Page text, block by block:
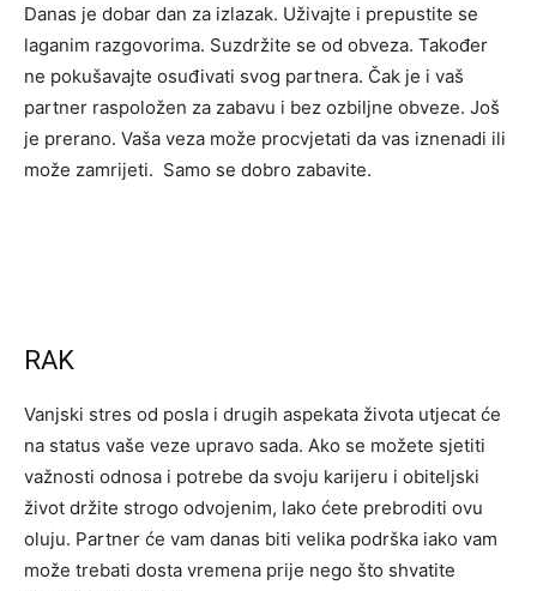
Danas je dobar dan za izlazak. Uživajte i prepustite se
laganim razgovorima. Suzdržite se od obveza. Također
ne pokušavajte osuđivati ​​svog partnera. Čak je i vaš
partner raspoložen za zabavu i bez ozbiljne obveze. Još
je prerano. Vaša veza može procvjetati da vas iznenadi ili
može zamrijeti. Samo se dobro zabavite.
RAK
Vanjski stres od posla i drugih aspekata života utjecat će
na status vaše veze upravo sada. Ako se možete sjetiti
važnosti odnosa i potrebe da svoju karijeru i obiteljski
život držite strogo odvojenim, lako ćete prebroditi ovu
oluju. Partner će vam danas biti velika podrška iako vam
može trebati dosta vremena prije nego što shvatite